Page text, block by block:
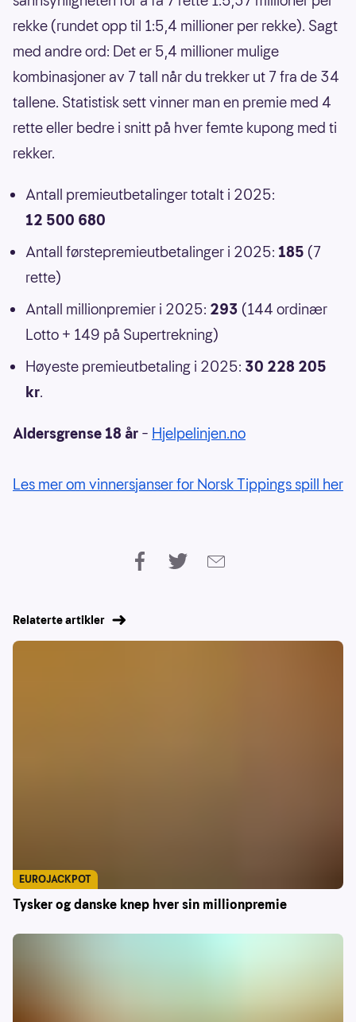
rekke (rundet opp til 1:5,4 millioner per rekke). Sagt
med andre ord: Det er 5,4 millioner mulige
kombinasjoner av 7 tall når du trekker ut 7 fra de 34
tallene. Statistisk sett vinner man en premie med 4
rette eller bedre i snitt på hver femte kupong med ti
rekker.
Antall premieutbetalinger totalt i 2025:
12 500 680
Antall førstepremieutbetalinger i 2025: 185 (7
rette)
Antall millionpremier i 2025: 293 (144 ordinær
Lotto + 149 på Supertrekning)
Høyeste premieutbetaling i 2025: 30 228 205
kr.
Aldersgrense 18 år – Hjelpelinjen.no
Les mer om vinnersjanser for Norsk Tippings spill her
Relaterte artikler
Tysker og danske knep hver sin millionpremie
EUROJACKPOT